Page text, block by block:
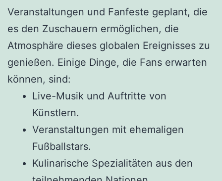
Veranstaltungen und Fanfeste geplant, die
es den Zuschauern ermöglichen, die
Atmosphäre dieses globalen Ereignisses zu
genießen. Einige Dinge, die Fans erwarten
können, sind:
Live-Musik und Auftritte von
Künstlern.
Veranstaltungen mit ehemaligen
Fußballstars.
Kulinarische Spezialitäten aus den